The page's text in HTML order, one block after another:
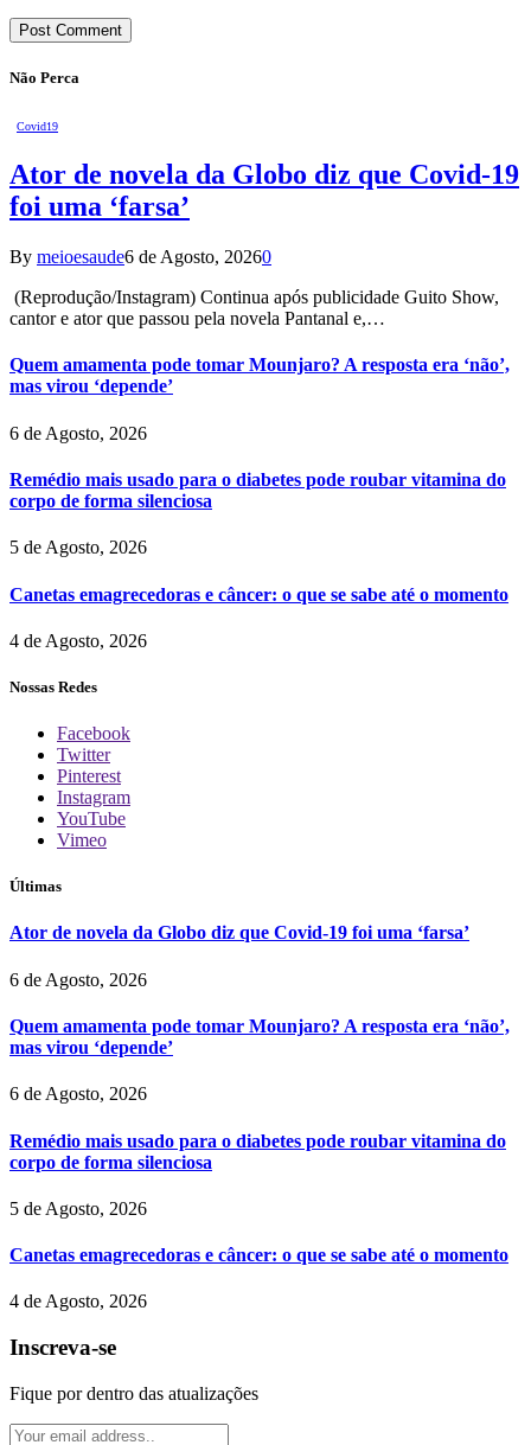
Não Perca
Covid19
Ator de novela da Globo diz que Covid-19
foi uma ‘farsa’
By meioesaude6 de Agosto, 20260
(Reprodução/Instagram) Continua após publicidade Guito Show,
cantor e ator que passou pela novela Pantanal e,…
Quem amamenta pode tomar Mounjaro? A resposta era ‘não’,
mas virou ‘depende’
6 de Agosto, 2026
Remédio mais usado para o diabetes pode roubar vitamina do
corpo de forma silenciosa
5 de Agosto, 2026
Canetas emagrecedoras e câncer: o que se sabe até o momento
4 de Agosto, 2026
Nossas Redes
Facebook
Twitter
Pinterest
Instagram
YouTube
Vimeo
Últimas
Ator de novela da Globo diz que Covid-19 foi uma ‘farsa’
6 de Agosto, 2026
Quem amamenta pode tomar Mounjaro? A resposta era ‘não’,
mas virou ‘depende’
6 de Agosto, 2026
Remédio mais usado para o diabetes pode roubar vitamina do
corpo de forma silenciosa
5 de Agosto, 2026
Canetas emagrecedoras e câncer: o que se sabe até o momento
4 de Agosto, 2026
Inscreva-se
Fique por dentro das atualizações